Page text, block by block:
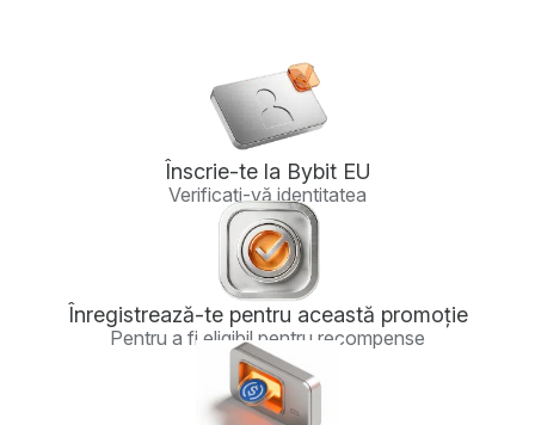
Înscrie-te la Bybit EU
Verificați-vă identitatea
Înregistrează-te pentru această promoție
Pentru a fi eligibil pentru recompense